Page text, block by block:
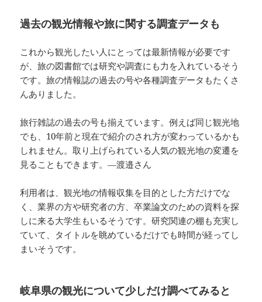
過去の観光情報や旅に関する調査データも
これから観光したい人にとっては最新情報が必要です
が、旅の図書館では研究や調査にも力を入れているそう
です。旅の情報誌の過去の号や各種調査データもたくさ
んありました。
旅行雑誌の過去の号も揃えています。例えば同じ観光地
でも、10年前と現在で紹介のされ方が変わっているかも
しれません。取り上げられている人気の観光地の変遷を
見ることもできます。―渡邉さん
利用者は、観光地の情報収集を目的とした方だけでな
く、業界の方や研究者の方、卒業論文のための資料を探
しに来る大学生もいるそうです。研究関連の棚も充実し
ていて、タイトルを眺めているだけでも時間が経ってし
まいそうです。
岐阜県の観光について少しだけ調べてみると